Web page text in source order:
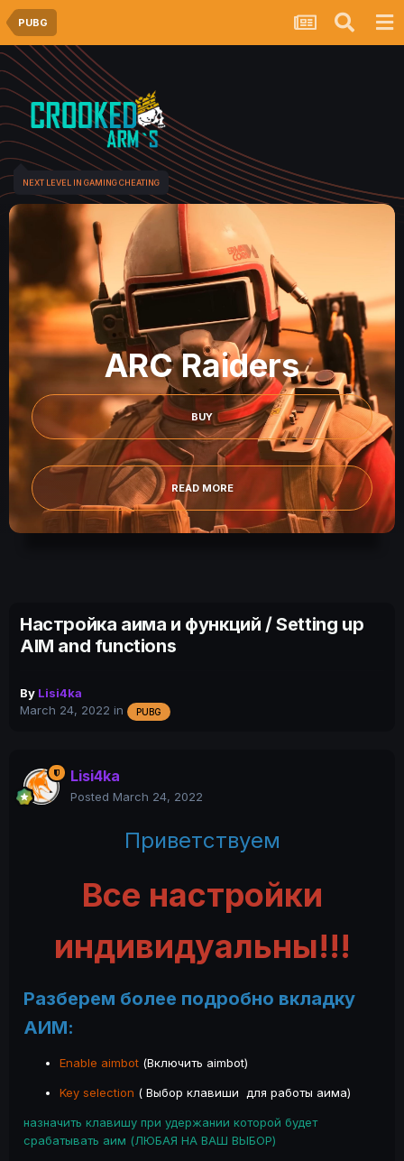
PUBG
NEXT LEVEL IN GAMING CHEATING
ARC Raiders
BUY
READ MORE
Настройка аима и функций / Setting up
AIM and functions
By Lisi4ka
March 24, 2022 in PUBG
Lisi4ka
Posted March 24, 2022
Приветствуем
Все настройки
индивидуальны!!!
Разберем более подробно вкладку
АИМ:
Enable aimbot (Включить aimbot)
Key selection ( Выбор клавиши для работы аима)
назначить клавишу при удержании которой будет
срабатывать аим (ЛЮБАЯ НА ВАШ ВЫБОР)